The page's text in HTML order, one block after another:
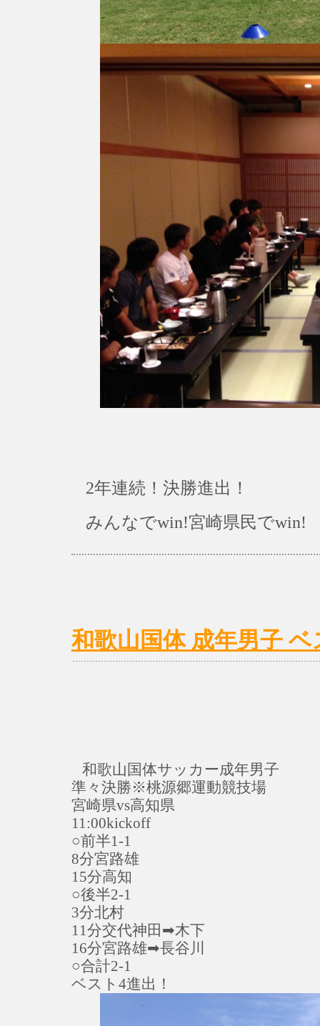
2年連続！決勝進出！
みんなでwin!宮崎県民でwin!
和歌山国体 成年男子
和歌山国体サッカー成年男子
準々決勝※桃源郷運動競技場
宮崎県vs高知県
11:00kickoff
○前半1-1
8分宮路雄
15分高知
○後半2-1
3分北村
11分交代神田➡︎木下
16分宮路雄➡︎長谷川
○合計2-1
ベスト4進出！